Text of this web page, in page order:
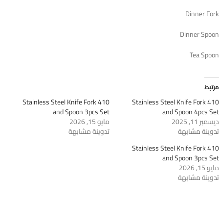
Dinner Fork
Dinner Spoon
Tea Spoon
مرتبط
410 Stainless Steel Knife Fork
and Spoon 4pcs Set
ديسمبر 11, 2025
تدوينة مشابهة
410 Stainless Steel Knife Fork
and Spoon 3pcs Set
مايو 15, 2026
تدوينة مشابهة
410 Stainless Steel Knife Fork
and Spoon 3pcs Set
مايو 15, 2026
تدوينة مشابهة